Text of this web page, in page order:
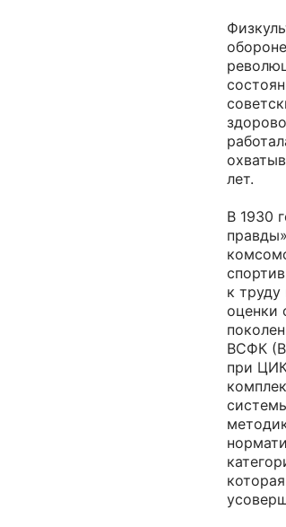
лет.
В 1930
к труду
оценки
ВСФК
при